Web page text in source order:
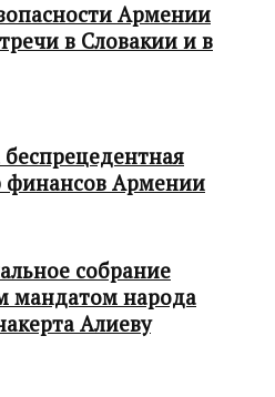
Армении
в Словакии и в
Армении
собрание
мандатом народа
Алиеву